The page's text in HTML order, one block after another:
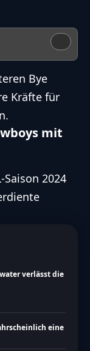
Bye
Kräfte für
mit
-Saison 2024
verlässt die
eine